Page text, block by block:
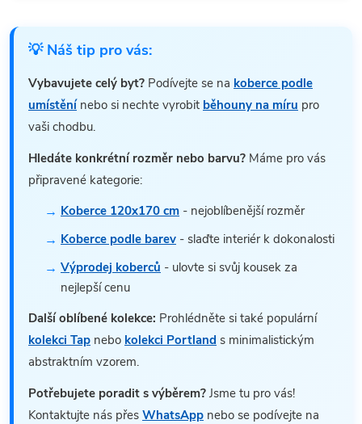
💡 Náš tip pro vás:
Vybavujete celý byt? Podívejte se na koberce podle
umístěnínebo si nechte vyrobit běhouny na míru pro
vaši chodbu.
Hledáte konkrétní rozměr nebo barvu? Máme pro vás
připravené kategorie:
Koberce 120x170 cm - nejoblíbenější rozměr
Koberce podle barev - slaďte interiér k dokonalosti
Výprodej koberců - ulovte si svůj kousek za
nejlepší cenu
Další oblíbené kolekce: Prohlédněte si také populární
kolekci Tap nebo kolekci Portland s minimalistickým
abstraktním vzorem.
Potřebujete poradit s výběrem? Jsme tu pro vás!
Kontaktujte nás přes WhatsApp nebo se podívejte na